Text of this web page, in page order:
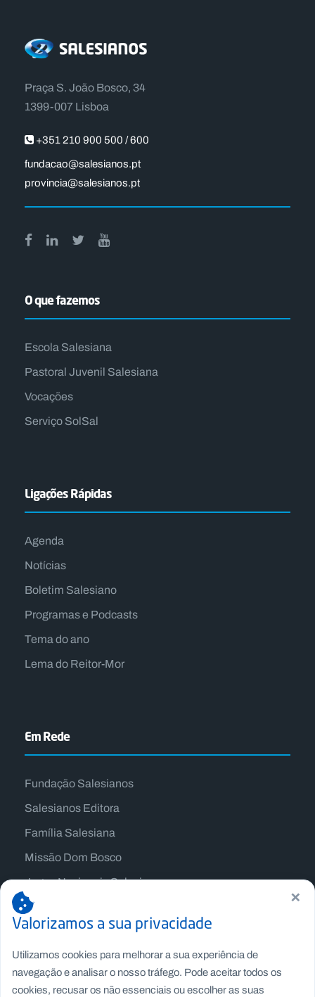
Praça S. João Bosco, 34
1399-007 Lisboa
+351 210 900 500 / 600
fundacao@salesianos.pt
provincia@salesianos.pt
O que fazemos
Escola Salesiana
Pastoral Juvenil Salesiana
Vocações
Serviço SolSal
Ligações Rápidas
Agenda
Notícias
Boletim Salesiano
Programas e Podcasts
Tema do ano
Lema do Reitor-Mor
Em Rede
Fundação Salesianos
Salesianos Editora
Família Salesiana
Missão Dom Bosco
Jogos Nacionais Salesianos
×
Valorizamos a sua privacidade
Utilizamos cookies para melhorar a sua experiência de
navegação e analisar o nosso tráfego. Pode aceitar todos os
cookies, recusar os não essenciais ou escolher as suas